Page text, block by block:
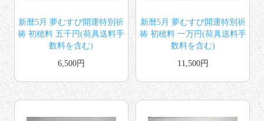
新暦5月 夢むすび開運特別祈
祷 初穂料 五千円(荷具送料手
数料を含む)
6,500円
新暦5月 夢むすび開運特別祈
祷 初穂料 一万円(荷具送料手
数料を含む)
11,500円